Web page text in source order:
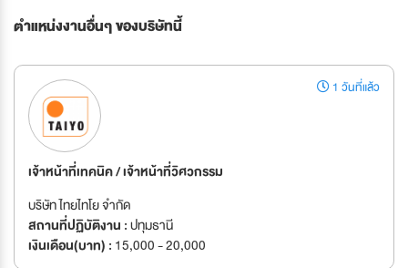
ตำแหน่งงานอื่นๆ ของบริษัทนี้
1 วันที่แล้ว
เจ้าหน้าที่เทคนิค / เจ้าหน้าที่วิศวกรรม
บริษัท ไทยไทโย จำกัด
สถานที่ปฏิบัติงาน :ปทุมธานี
เงินเดือน(บาท) : 15,000 - 20,000